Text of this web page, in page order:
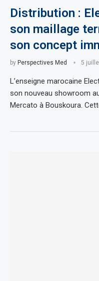
Distribution :
son maillage
son concept
by Perspectives Med 5
L’enseigne marocaine
son nouveau showroom
Mercato à Bouskoura.